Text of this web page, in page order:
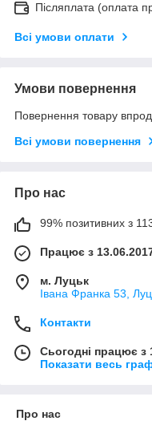
Післяплата (оплата
Всі умови оплати
Умови повернення
Повернення товару
Всі умови повернення
Про нас
99% позитивних з
Працює з
м. Луцьк
Івана Франка 53,
Контакти
Сьогодні працює з
Показати весь
Про нас